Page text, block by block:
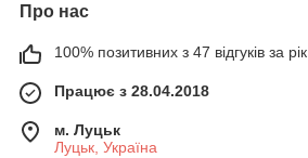
Про нас
100% позитивних з 47 відгуків за рік
Працює з 28.04.2018
м. Луцьк
Луцьк, Україна